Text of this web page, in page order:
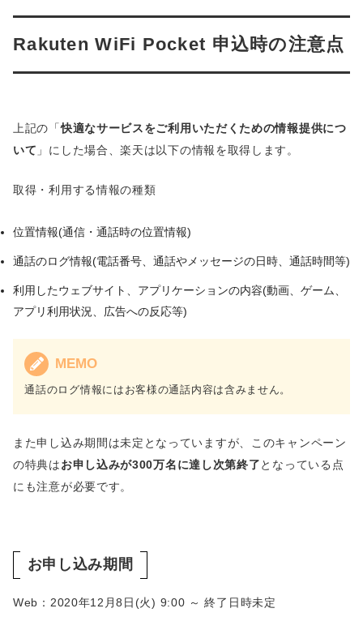
Rakuten WiFi Pocket 申込時の注意点
上記の「快適なサービスをご利用いただくための情報提供につ
いて 」にした場合、楽天は以下の情報を取得します。
取得・利用する情報の種類
位置情報(通信・通話時の位置情報)
通話のログ情報(電話番号、通話やメッセージの日時、通話時間等)
利用したウェブサイト、アプリケーションの内容(動画、ゲーム、
アプリ利用状況、広告への反応等)
MEMO
通話のログ情報にはお客様の通話内容は含みません。
また申し込み期間は未定となっていますが、このキャンペーン
の特典はお申し込みが300万名に達し次第終了となっている点
にも注意が必要です。
お申し込み期間
Web：2020年12月8日(火) 9:00 ～ 終了日時未定